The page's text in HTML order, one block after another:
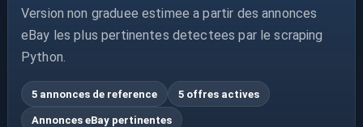
Version non graduee estimee a partir des annonces
eBay les plus pertinentes detectees par le scraping
Python.
5 annonces de reference 5 offres actives
Annonces eBay pertinentes